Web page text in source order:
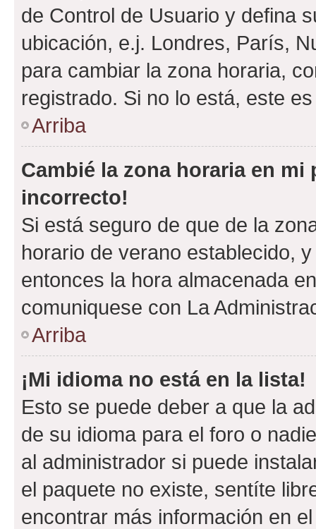
de Control de Usuario y defina
ubicación, e.j. Londres, París,
para cambiar la zona horaria,
registrado. Si no lo está, este
Arriba
Cambié la zona horaria en
incorrecto!
Si está seguro de que de la
horario de verano establecido,
entonces la hora almacenada
comuniquese con La
Arriba
¡Mi idioma no está en la lista!
Esto se puede deber a que la
de su idioma para el foro o
al administrador si puede
el paquete no existe, sentíte
encontrar más información en